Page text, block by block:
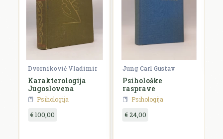
Dvorniković Vladimir
Karakterologija
Jugoslovena
Psihologija
€ 100,00
Jung Carl Gustav
Psihološke
rasprave
Psihologija
€ 24,00